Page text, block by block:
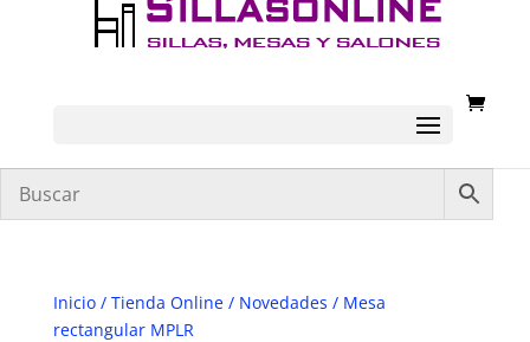
Inicio/ Tienda Online/ Novedades / Mesa
rectangular MPLR